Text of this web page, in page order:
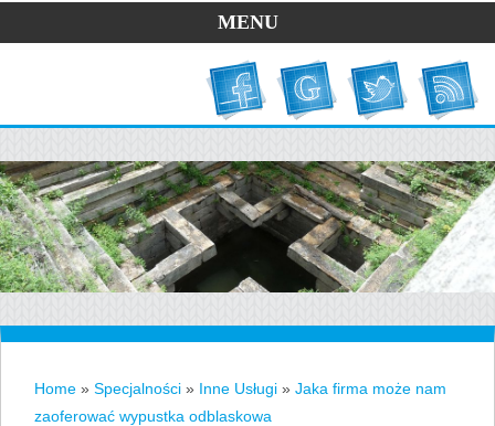
MENU
Home » Specjalności » Inne Usługi » Jaka firma może nam
zaoferować wypustka odblaskowa